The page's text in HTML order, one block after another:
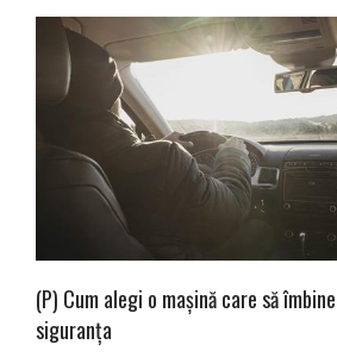
(P) Cum alegi o mașină care să
siguranța